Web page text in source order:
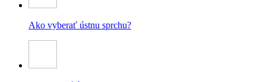
Ako vyberať ústnu sprchu?